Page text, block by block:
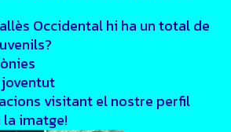
Occidental hi ha un total de
visitant el nostre perfil
la imatge!